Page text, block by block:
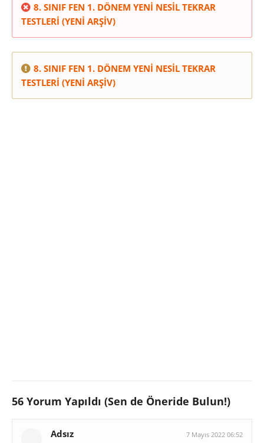
8. SINIF FEN 1. DÖNEM YENİ NESİL TEKRAR
TESTLERİ (YENİ ARŞİV)
8. SINIF FEN 1. DÖNEM YENİ NESİL TEKRAR
TESTLERİ (YENİ ARŞİV)
56 Yorum Yapıldı (Sen de Öneride Bulun!)
Adsız 7 Mayıs 2022 06:52